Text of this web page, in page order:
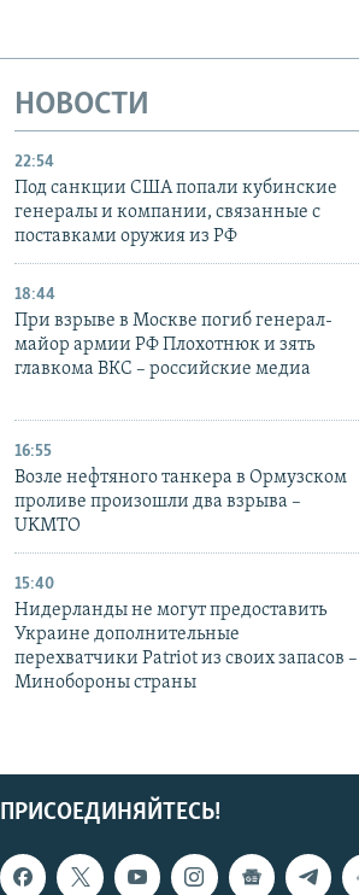
НОВОСТИ
22:54
Под санкции США попали кубинские
генералы и компании, связанные с
поставками оружия из РФ
18:44
При взрыве в Москве погиб генерал-
майор армии РФ Плохотнюк и зять
главкома ВКС – российские медиа
16:55
Возле нефтяного танкера в Ормузском
проливе произошли два взрыва –
UKMTO
15:40
Нидерланды не могут предоставить
Украине дополнительные
перехватчики Patriot из своих запасов –
Минобороны страны
ПРИСОЕДИНЯЙТЕСЬ!